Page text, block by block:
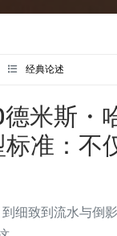
经典论述
德米斯・
准：不
细致到流水与倒